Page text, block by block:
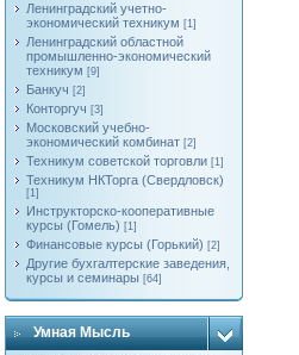
Ленинградский учетно-
экономический техникум [1]
Ленинградский областной
промышленно-экономический
техникум [9]
Банкуч [2]
Конторгуч [3]
Московский учебно-
экономический комбинат [2]
Техникум советской торговли [1]
Техникум НКТорга (Свердловск)
[1]
Инструкторско-кооперативные
курсы (Гомель) [1]
Финансовые курсы (Горький) [2]
Другие бухгалтерские заведения,
курсы и семинары [64]
Умная Мысль